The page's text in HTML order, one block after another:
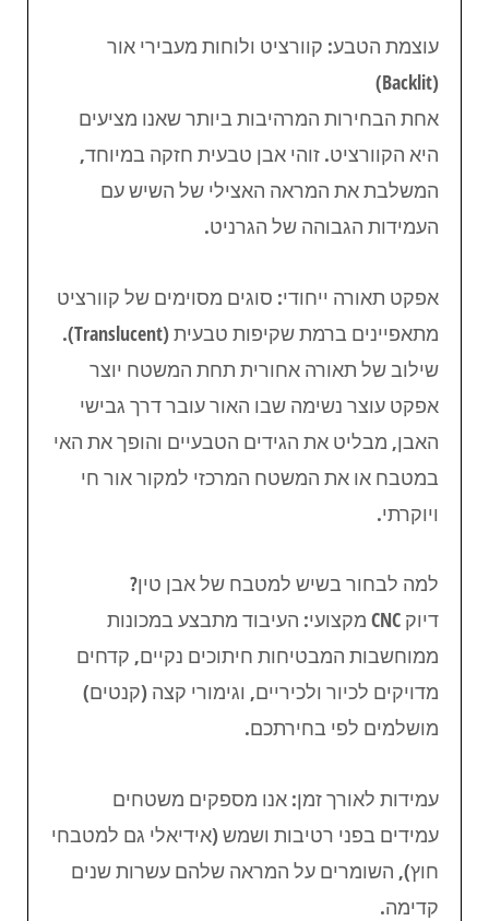
עוצמת הטבע: קוורציט ולוחות מעבירי אור
(Backlit)
אחת הבחירות המרהיבות ביותר שאנו מציעים
היא הקוורציט. זוהי אבן טבעית חזקה במיוחד,
המשלבת את המראה האצילי של השיש עם
העמידות הגבוהה של הגרניט.
אפקט תאורה ייחודי: סוגים מסוימים של קוורציט
מתאפיינים ברמת שקיפות טבעית (Translucent).
שילוב של תאורה אחורית תחת המשטח יוצר
אפקט עוצר נשימה שבו האור עובר דרך גבישי
האבן, מבליט את הגידים הטבעיים והופך את האי
במטבח או את המשטח המרכזי למקור אור חי
ויוקרתי.
למה לבחור בשיש למטבח של אבן טין?
דיוק CNC מקצועי: העיבוד מתבצע במכונות
ממוחשבות המבטיחות חיתוכים נקיים, קדחים
מדויקים לכיור ולכיריים, וגימורי קצה (קנטים)
מושלמים לפי בחירתכם.
עמידות לאורך זמן: אנו מספקים משטחים
עמידים בפני רטיבות ושמש (אידיאלי גם למטבחי
חוץ), השומרים על המראה שלהם עשרות שנים
קדימה.